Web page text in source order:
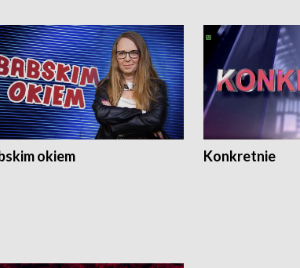
okiem Konkretnie